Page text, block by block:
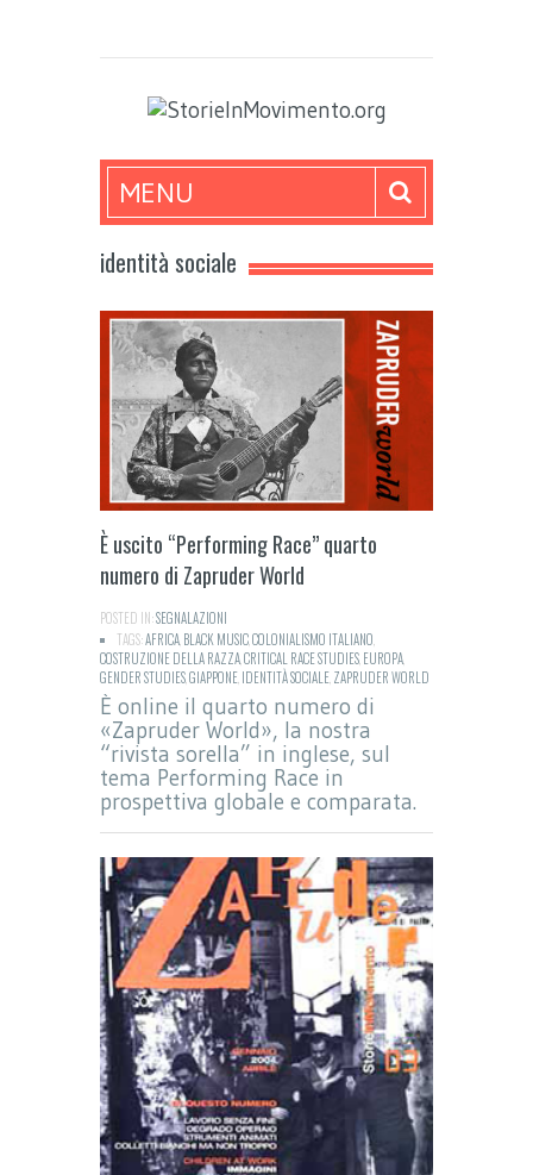
MENU
identità sociale
È uscito “Performing Race” quarto
numero di Zapruder World
POSTED IN:SEGNALAZIONI
TAGS:AFRICA BLACK MUSICCOLONIALISMO ITALIANO
COSTRUZIONE DELLA RAZZACRITICAL RACE STUDIES EUROPA
GENDER STUDIESGIAPPONE IDENTITÀ SOCIALE ZAPRUDER WORLD
È online il quarto numero di
«Zapruder World», la nostra
“rivista sorella” in inglese, sul
tema Performing Race in
prospettiva globale e comparata.